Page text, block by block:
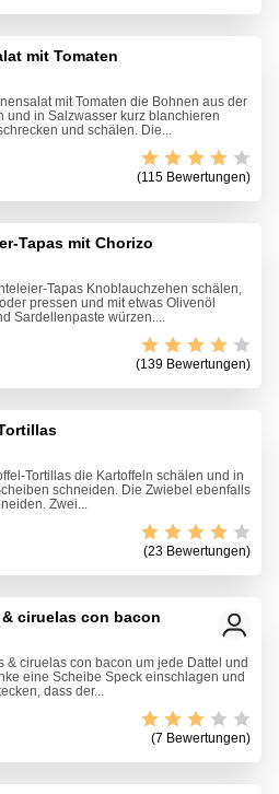
mit Tomaten
mit Tomaten die Bohnen aus der
und in Salzwasser kurz blanchieren
und schälen. Die...
(115 Bewertungen)
Tapas mit Chorizo
Tapas Knoblauchzehen schälen,
pressen und mit etwas Olivenöl
Sardellenpaste würzen....
(139 Bewertungen)
Tortillas die Kartoffeln schälen und in
schneiden. Die Zwiebel ebenfalls
Zwei...
(23 Bewertungen)
ciruelas con bacon
& ciruelas con bacon um jede Dattel und
eine Scheibe Speck einschlagen und
dass der...
(7 Bewertungen)